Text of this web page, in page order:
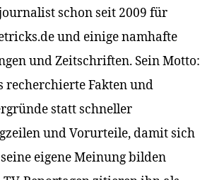
schon seit 2009 für
und einige namhafte
und Zeitschriften. Sein Motto:
recherchierte Fakten und
statt schneller
und Vorurteile, damit sich
eigene Meinung bilden